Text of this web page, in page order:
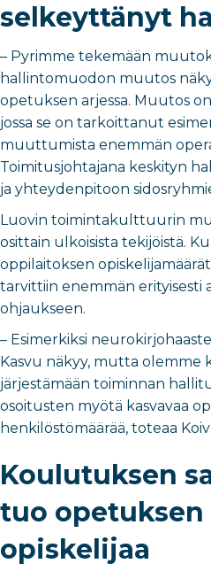
selkeyttänyt
– Pyrimme tekemään
hallintomuodon muutos
opetuksen arjessa. Muutos
jossa se on tarkoittanut
muuttumista enemmän
Toimitusjohtajana keskityn
ja yhteydenpitoon
Luovin toimintakulttuurin
osittain ulkoisista tekijöistä.
oppilaitoksen
tarvittiin enemmän erityisesti
ohjaukseen.
– Esimerkiksi
Kasvu näkyy, mutta olemme
järjestämään toiminnan
osoitusten myötä kasvavaa
henkilöstömäärää, toteaa
Koulutuksen
tuo opetuksen
opiskelijaa